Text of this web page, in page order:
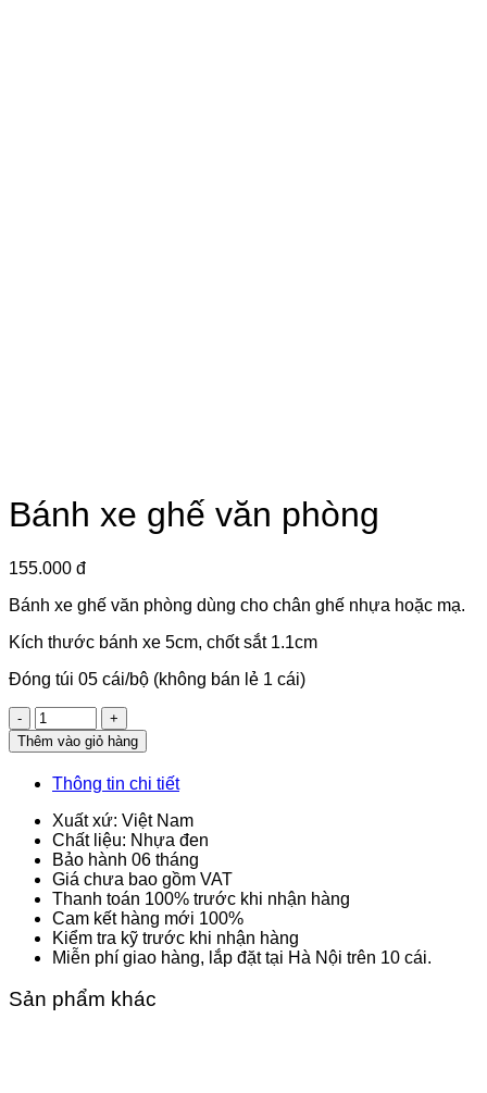
Bánh xe ghế văn phòng
155.000 đ
Bánh xe ghế văn phòng dùng cho chân ghế nhựa hoặc mạ.
Kích thước bánh xe 5cm, chốt sắt 1.1cm
Đóng túi 05 cái/bộ (không bán lẻ 1 cái)
Số
lượng
Thêm vào giỏ hàng
Thông tin chi tiết
Xuất xứ: Việt Nam
Chất liệu: Nhựa đen
Bảo hành 06 tháng
Giá chưa bao gồm VAT
Thanh toán 100% trước khi nhận hàng
Cam kết hàng mới 100%
Kiểm tra kỹ trước khi nhận hàng
Miễn phí giao hàng, lắp đặt tại Hà Nội trên 10 cái.
Sản phẩm khác